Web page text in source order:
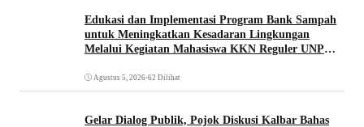
Edukasi dan Implementasi Program Bank Sampah
untuk Meningkatkan Kesadaran Lingkungan
Melalui Kegiatan Mahasiswa KKN Reguler UNP
Agustus 5, 2026•62 Dilihat
Gelar Dialog Publik, Pojok Diskusi Kalbar Bahas